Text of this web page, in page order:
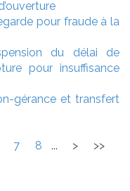
pour fraude à la
du délai de
pour insuffisance
gérance et transfert
7 8 ... > >>